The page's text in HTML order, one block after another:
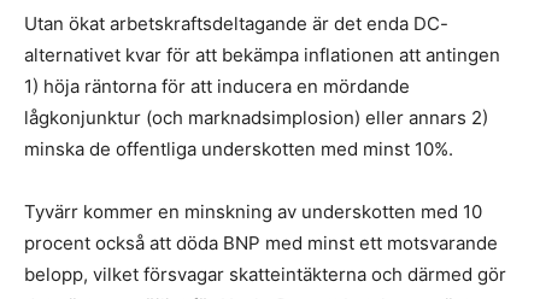
Utan ökat arbetskraftsdeltagande är det enda DC-
alternativet kvar för att bekämpa inflationen att antingen
1) höja räntorna för att inducera en mördande
lågkonjunktur (och marknadsimplosion) eller annars 2)
minska de offentliga underskotten med minst 10%.
Tyvärr kommer en minskning av underskotten med 10
procent också att döda BNP med minst ett motsvarande
belopp, vilket försvagar skatteintäkterna och därmed gör